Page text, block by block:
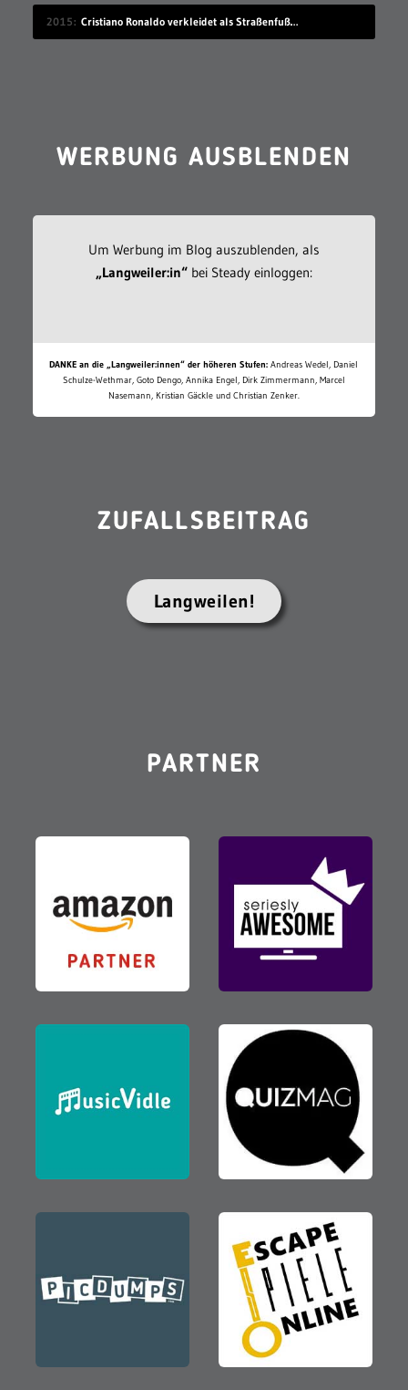
2015 Cristiano Ronaldo verkleidet als Straßenfußballer
WERBUNG AUSBLENDEN
Um Werbung im Blog auszublenden, als
„Langweiler:in“bei Steady einloggen:
DANKE an die „Langweiler:innen“ der höheren Stufen: Andreas Wedel, Daniel
Schulze-Wethmar, Goto Dengo, Annika Engel, Dirk Zimmermann, Marcel
Nasemann, Kristian Gäckle und Christian Zenker.
ZUFALLSBEITRAG
Langweilen!
PARTNER